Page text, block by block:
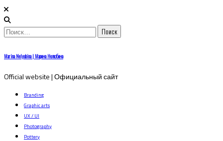
Найти:
Skip
to
content
Marina Nelyubina | Марина Нелюбина
Official website | Официальный сайт
Branding
Graphic arts
UX / UI
Photography
Pottery